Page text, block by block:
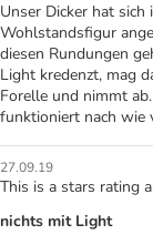
Unser Dicker hat sich
Wohlstandsfigur
diesen Rundungen
Light kredenzt, mag
Forelle und nimmt
funktioniert nach wie
27.09.19
This is a stars rating
nichts mit Light